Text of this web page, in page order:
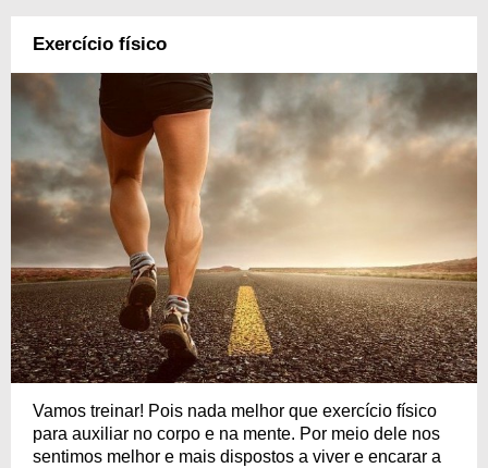
Exercício físico
Vamos treinar! Pois nada melhor que exercício físico
para auxiliar no corpo e na mente. Por meio dele nos
sentimos melhor e mais dispostos a viver e encarar a